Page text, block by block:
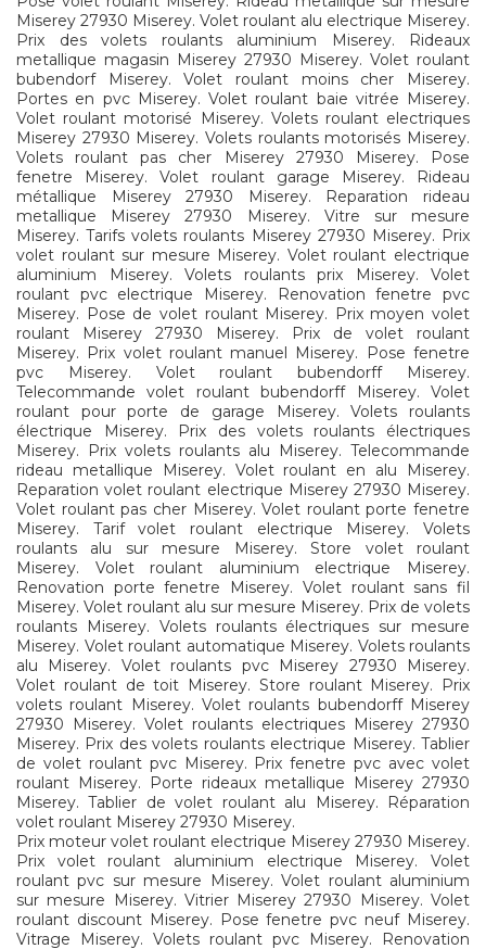
Miserey 27930 Miserey. Volet roulant alu electrique Miserey.
Prix des volets roulants aluminium Miserey. Rideaux
metallique magasin Miserey 27930 Miserey. Volet roulant
bubendorf Miserey. Volet roulant moins cher Miserey.
Portes en pvc Miserey. Volet roulant baie vitrée Miserey.
Volet roulant motorisé Miserey. Volets roulant electriques
Miserey 27930 Miserey. Volets roulants motorisés Miserey.
Volets roulant pas cher Miserey 27930 Miserey. Pose
fenetre Miserey. Volet roulant garage Miserey. Rideau
métallique Miserey 27930 Miserey. Reparation rideau
metallique Miserey 27930 Miserey. Vitre sur mesure
Miserey. Tarifs volets roulants Miserey 27930 Miserey. Prix
volet roulant sur mesure Miserey. Volet roulant electrique
aluminium Miserey. Volets roulants prix Miserey. Volet
roulant pvc electrique Miserey. Renovation fenetre pvc
Miserey. Pose de volet roulant Miserey. Prix moyen volet
roulant Miserey 27930 Miserey. Prix de volet roulant
Miserey. Prix volet roulant manuel Miserey. Pose fenetre
pvc Miserey. Volet roulant bubendorff Miserey.
Telecommande volet roulant bubendorff Miserey. Volet
roulant pour porte de garage Miserey. Volets roulants
électrique Miserey. Prix des volets roulants électriques
Miserey. Prix volets roulants alu Miserey. Telecommande
rideau metallique Miserey. Volet roulant en alu Miserey.
Reparation volet roulant electrique Miserey 27930 Miserey.
Volet roulant pas cher Miserey. Volet roulant porte fenetre
Miserey. Tarif volet roulant electrique Miserey. Volets
roulants alu sur mesure Miserey. Store volet roulant
Miserey. Volet roulant aluminium electrique Miserey.
Renovation porte fenetre Miserey. Volet roulant sans fil
Miserey. Volet roulant alu sur mesure Miserey. Prix de volets
roulants Miserey. Volets roulants électriques sur mesure
Miserey. Volet roulant automatique Miserey. Volets roulants
alu Miserey. Volet roulants pvc Miserey 27930 Miserey.
Volet roulant de toit Miserey. Store roulant Miserey. Prix
volets roulant Miserey. Volet roulants bubendorff Miserey
27930 Miserey. Volet roulants electriques Miserey 27930
Miserey. Prix des volets roulants electrique Miserey. Tablier
de volet roulant pvc Miserey. Prix fenetre pvc avec volet
roulant Miserey. Porte rideaux metallique Miserey 27930
Miserey. Tablier de volet roulant alu Miserey. Réparation
volet roulant Miserey 27930 Miserey.
Prix moteur volet roulant electrique Miserey 27930 Miserey.
Prix volet roulant aluminium electrique Miserey. Volet
roulant pvc sur mesure Miserey. Volet roulant aluminium
sur mesure Miserey. Vitrier Miserey 27930 Miserey. Volet
roulant discount Miserey. Pose fenetre pvc neuf Miserey.
Vitrage Miserey. Volets roulant pvc Miserey. Renovation